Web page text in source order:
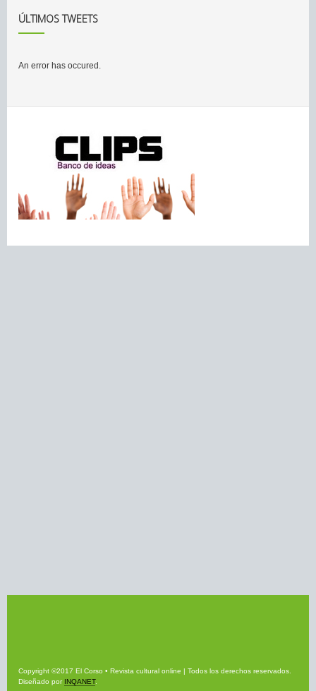
ÚLTIMOS TWEETS
An error has occured.
Copyright ©2017 El Corso • Revista cultural online | Todos los derechos reservados.
Diseñado por INQANET.